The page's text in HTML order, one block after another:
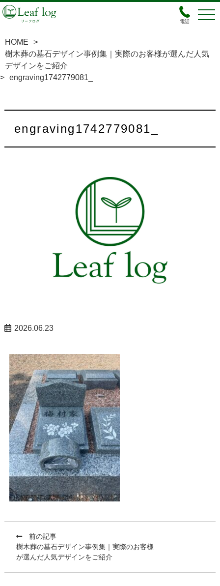
電話
HOME
>
樹木葬の墓石デザイン事例集｜実際のお客様が選んだ人気
デザインをご紹介
> engraving1742779081_
engraving1742779081_
2026.06.23
前の記事
樹木葬の墓石デザイン事例集｜実際のお客様
が選んだ人気デザインをご紹介